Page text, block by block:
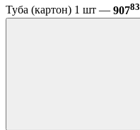
Туба (картон) 1 шт — 90783